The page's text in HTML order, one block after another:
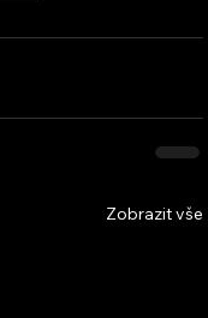
Zobrazit vše